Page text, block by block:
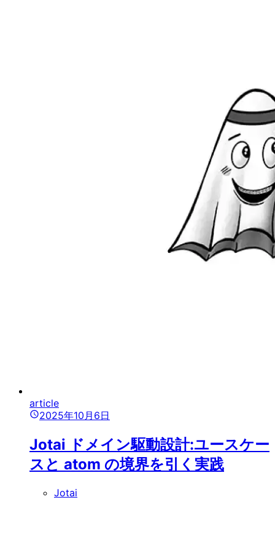
article
2025年10月6日
Jotai ドメイン駆動設計:ユースケー
スと atom の境界を引く実践
Jotai